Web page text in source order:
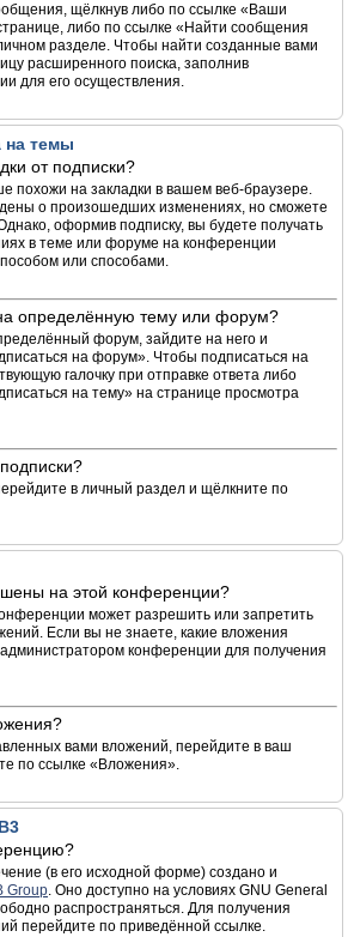
щёлкнув либо по ссылке «Ваши
либо по ссылке «Найти сообщения
разделе. Чтобы найти созданные вами
расширенного поиска, заполнив
для его осуществления.
на темы
от подписки?
похожи на закладки в вашем веб-браузере.
о произошедших изменениях, но сможете
оформив подписку, вы будете получать
в теме или форуме на конференции
или способами.
определённую тему или форум?
форум, зайдите на него и
на форум». Чтобы подписаться на
галочку при отправке ответа либо
на тему» на странице просмотра
в личный раздел и щёлкните по
на этой конференции?
может разрешить или запретить
Если вы не знаете, какие вложения
конференции для получения
вами вложений, перейдите в ваш
по ссылке «Вложения».
(в его исходной форме) создано и
Group. Оно доступно на условиях GNU General
распространяться. Для получения
перейдите по приведённой ссылке.